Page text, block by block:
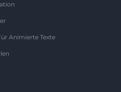
Animierte Texte